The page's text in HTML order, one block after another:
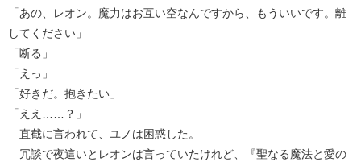
「あの、レオン。魔力はお互い空なんですから、もういいです。離
してください」
「断る」
「えっ」
「好きだ。抱きたい」
「ええ……？」
直截に言われて、ユノは困惑した。
冗談で夜這いとレオンは言っていたけれど、『聖なる魔法と愛の